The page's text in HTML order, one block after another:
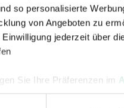
so personalisierte
von Angeboten zu
jederzeit über
Sie Ihre Präferenzen im